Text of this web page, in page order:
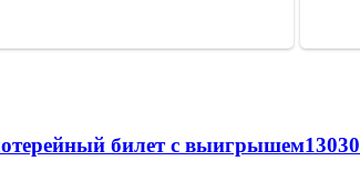
билет с выигрышем13030